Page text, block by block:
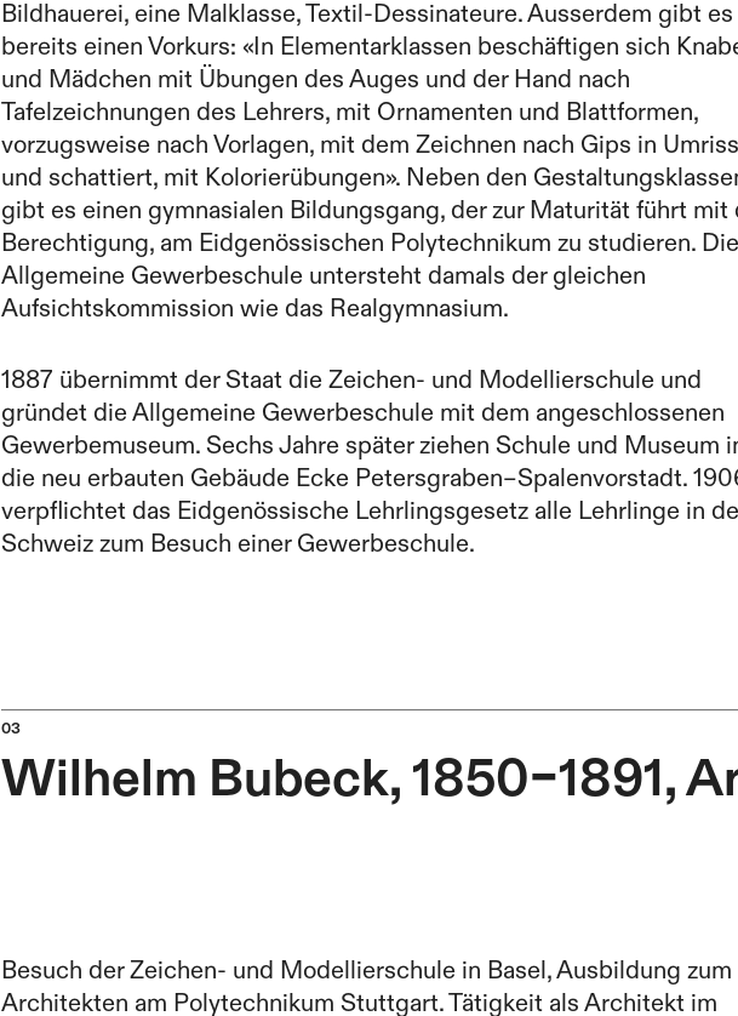
Bildhauerei, eine Malklasse, Textil-Dessinateure. Ausserdem gibt es
bereits einen Vorkurs: «In Elementarklassen beschäftigen sich
und Mädchen mit Übungen des Auges und der Hand nach
Tafelzeichnungen des Lehrers, mit Ornamenten und Blattformen,
vorzugsweise nach Vorlagen, mit dem Zeichnen nach Gips in Umriss
und schattiert, mit Kolorierübungen». Neben den
gibt es einen gymnasialen Bildungsgang, der zur Maturität führt mit
Berechtigung, am Eidgenössischen Polytechnikum zu studieren. Die
Allgemeine Gewerbeschule untersteht damals der gleichen
Aufsichtskommission wie das Realgymnasium.
1887 übernimmt der Staat die Zeichen- und Modellierschule und
gründet die Allgemeine Gewerbeschule mit dem angeschlossenen
Gewerbemuseum. Sechs Jahre später ziehen Schule und Museum
die neu erbauten Gebäude Ecke Petersgraben–Spalenvorstadt.
verpflichtet das Eidgenössische Lehrlingsgesetz alle Lehrlinge in
Schweiz zum Besuch einer Gewerbeschule.
Wilhelm Bubeck, 1850–1891,
Besuch der Zeichen- und Modellierschule in Basel, Ausbildung zum
Architekten am Polytechnikum Stuttgart. Tätigkeit als Architekt im